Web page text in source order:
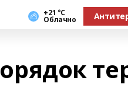
+21 °С
Облачно